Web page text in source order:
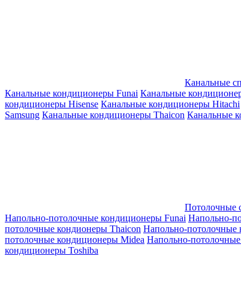
Канальные
Канальные кондиционеры Funai Канальные
кондиционеры Hisense Канальные кондиционеры Hitachi
Samsung Канальные кондиционеры Thaicon Канальные
Потолочные
Напольно-потолочные кондиционеры Funai Напольно-
потолочные кондионеры Thaicon Напольно-потолочные
потолочные кондиционеры Midea Напольно-
кондиционеры Toshiba